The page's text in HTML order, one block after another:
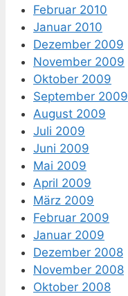
Februar 2010
Januar 2010
Dezember 2009
November 2009
Oktober 2009
September 2009
August 2009
Juli 2009
Juni 2009
Mai 2009
April 2009
März 2009
Februar 2009
Januar 2009
Dezember 2008
November 2008
Oktober 2008